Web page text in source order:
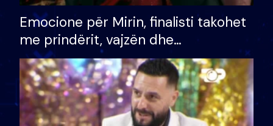
Emocione për Mirin, finalisti takohet
me prindërit, vajzën dhe
bashkëshorten: S’kemi ndonjë letër
divorci apo jo?